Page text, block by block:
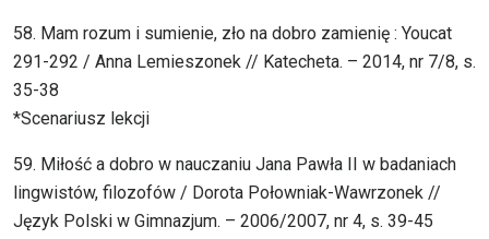
58. Mam rozum i sumienie, zło na dobro zamienię : Youcat
291-292 / Anna Lemieszonek // Katecheta. – 2014, nr 7/8, s.
35-38
*Scenariusz lekcji
59. Miłość a dobro w nauczaniu Jana Pawła II w badaniach
lingwistów, filozofów / Dorota Połowniak-Wawrzonek //
Język Polski w Gimnazjum. – 2006/2007, nr 4, s. 39-45